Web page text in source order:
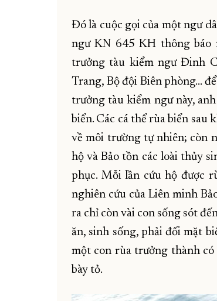
Đó là cuộc gọi của một ngư
ngư KN 645 KH thông báo
trưởng tàu kiểm ngư Đinh
Trang, Bộ đội Biên phòng…
trưởng tàu kiểm ngư này,
biển. Các cá thể rùa biển sau
về môi trường tự nhiên; còn
hộ và Bảo tồn các loài thủy
phục. Mỗi lần cứu hộ được
nghiên cứu của Liên minh
ra chỉ còn vài con sống sót
ăn, sinh sống, phải đối mặt
một con rùa trưởng thành
bày tỏ.